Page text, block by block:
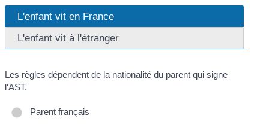
L'enfant vit en France
L'enfant vit à l'étranger
Les règles dépendent de la nationalité du parent qui signe
l'AST.
Parent français